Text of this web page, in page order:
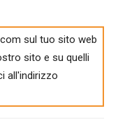
sul tuo sito web
sito e su quelli
all'indirizzo